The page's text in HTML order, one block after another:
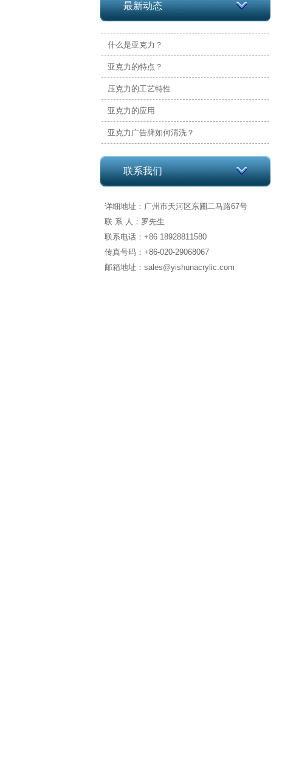
最新动态
什么是亚克力？
亚克力的特点？
压克力的工艺特性
亚克力的应用
亚克力广告牌如何清洗？
联系我们
详细地址：广州市天河区东圃二马路67号
联 系 人：罗先生
联系电话：+86 18928811580
传真号码：+86-020-29068067
邮箱地址：sales@yishunacrylic.com